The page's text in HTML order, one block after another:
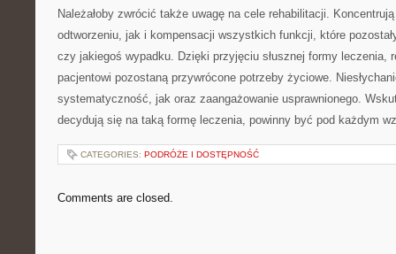
Należałoby zwrócić także uwagę na cele rehabilitacji.
odtworzeniu, jak i kompensacji wszystkich funkcji, które
czy jakiegoś wypadku. Dzięki przyjęciu słusznej formy leczenia,
pacjentowi pozostaną przywrócone potrzeby życiowe.
systematyczność, jak oraz zaangażowanie usprawnionego.
decydują się na taką formę leczenia, powinny być pod każdym
CATEGORIES: PODRÓŻE I DOSTĘPNOŚĆ
Comments are closed.